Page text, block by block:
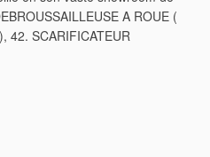
A ROUE (
42. SCARIFICATEUR